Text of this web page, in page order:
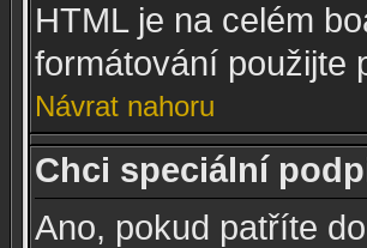
HTML je na celém
formátování použijte
Návrat nahoru
Chci speciální
Ano, pokud patříte